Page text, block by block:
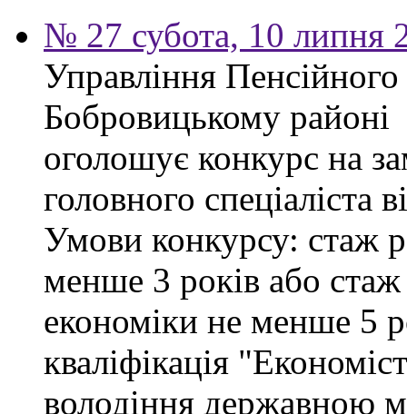
№ 27 субота, 10 липня
Управління
Бобровицькому районі
оголошує конкурс на
головного спеціаліста
Умови конкурсу: стаж
менше 3 років або
економіки не менше 5
кваліфікація
володіння державною